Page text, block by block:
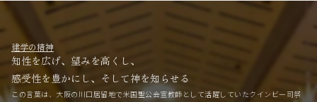
建学の精神
知性を広げ、望みを高くし、
感受性を豊かにし、そして神を知らせる
この言葉は、大阪の川口居留地で米国聖公会宣教師として活躍していたクインビー司祭